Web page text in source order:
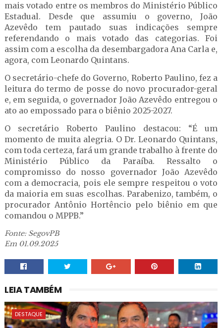
mais votado entre os membros do Ministério Público
Estadual. Desde que assumiu o governo, João
Azevêdo tem pautado suas indicações sempre
referendando o mais votado das categorias. Foi
assim com a escolha da desembargadora Ana Carla e,
agora, com Leonardo Quintans.
O secretário-chefe do Governo, Roberto Paulino, fez a
leitura do termo de posse do novo procurador-geral
e, em seguida, o governador João Azevêdo entregou o
ato ao empossado para o biênio 2025-2027.
O secretário Roberto Paulino destacou: “É um
momento de muita alegria. O Dr. Leonardo Quintans,
com toda certeza, fará um grande trabalho à frente do
Ministério Público da Paraíba. Ressalto o
compromisso do nosso governador João Azevêdo
com a democracia, pois ele sempre respeitou o voto
da maioria em suas escolhas. Parabenizo, também, o
procurador Antônio Hortêncio pelo biênio em que
comandou o MPPB.”
Fonte: SegovPB
Em 01.09.2025
LEIA TAMBÉM
DESTAQUE